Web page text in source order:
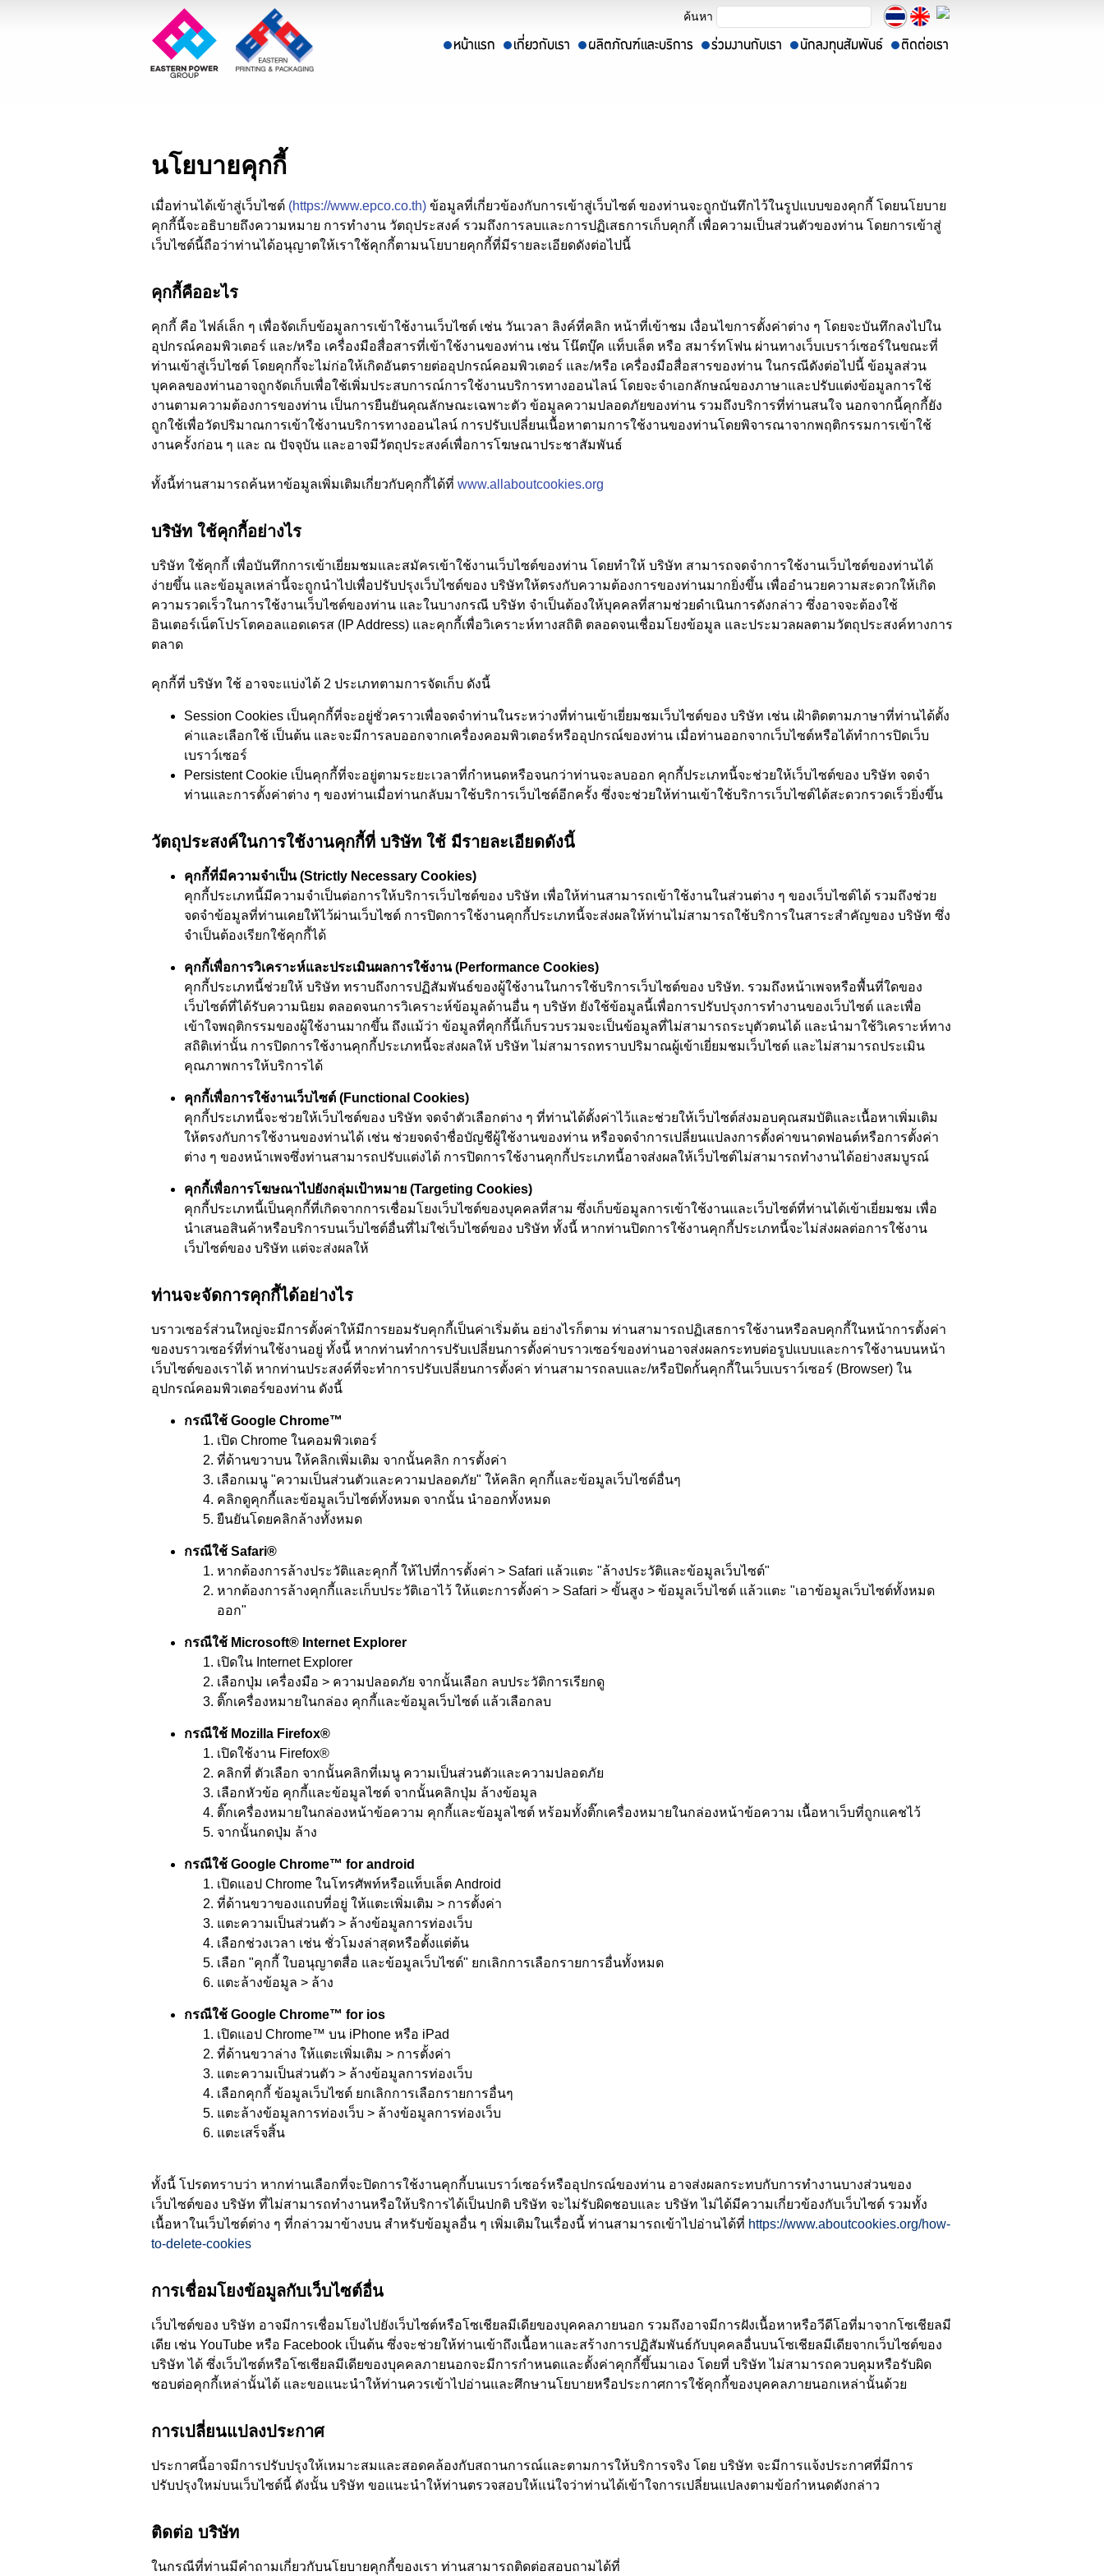
ค้นหา
นโยบายคุกกี้
เมื่อท่านได้เข้าสู่เว็บไซต์ (https://www.epco.co.th) ข้อมูลที่เกี่ยวข้องกับการเข้าสู่เว็บไซต์ ของท่านจะถูกบันทึกไว้ในรูปแบบของคุกกี้ โดยนโยบาย
คุกกี้นี้จะอธิบายถึงความหมาย การทำงาน วัตถุประสงค์ รวมถึงการลบและการปฏิเสธการเก็บคุกกี้ เพื่อความเป็นส่วนตัวของท่าน โดยการเข้าสู่
เว็บไซต์นี้ถือว่าท่านได้อนุญาตให้เราใช้คุกกี้ตามนโยบายคุกกี้ที่มีรายละเอียดดังต่อไปนี้
คุกกี้คืออะไร
คุกกี้ คือ ไฟล์เล็ก ๆ เพื่อจัดเก็บข้อมูลการเข้าใช้งานเว็บไซต์ เช่น วันเวลา ลิงค์ที่คลิก หน้าที่เข้าชม เงื่อนไขการตั้งค่าต่าง ๆ โดยจะบันทึกลงไปใน
อุปกรณ์คอมพิวเตอร์ และ/หรือ เครื่องมือสื่อสารที่เข้าใช้งานของท่าน เช่น โน๊ตบุ๊ค แท็บเล็ต หรือ สมาร์ทโฟน ผ่านทางเว็บเบราว์เซอร์ในขณะที่
ท่านเข้าสู่เว็บไซต์ โดยคุกกี้จะไม่ก่อให้เกิดอันตรายต่ออุปกรณ์คอมพิวเตอร์ และ/หรือ เครื่องมือสื่อสารของท่าน ในกรณีดังต่อไปนี้ ข้อมูลส่วน
บุคคลของท่านอาจถูกจัดเก็บเพื่อใช้เพิ่มประสบการณ์การใช้งานบริการทางออนไลน์ โดยจะจำเอกลักษณ์ของภาษาและปรับแต่งข้อมูลการใช้
งานตามความต้องการของท่าน เป็นการยืนยันคุณลักษณะเฉพาะตัว ข้อมูลความปลอดภัยของท่าน รวมถึงบริการที่ท่านสนใจ นอกจากนี้คุกกี้ยัง
ถูกใช้เพื่อวัดปริมาณการเข้าใช้งานบริการทางออนไลน์ การปรับเปลี่ยนเนื้อหาตามการใช้งานของท่านโดยพิจารณาจากพฤติกรรมการเข้าใช้
งานครั้งก่อน ๆ และ ณ ปัจจุบัน และอาจมีวัตถุประสงค์เพื่อการโฆษณาประชาสัมพันธ์
ทั้งนี้ท่านสามารถค้นหาข้อมูลเพิ่มเติมเกี่ยวกับคุกกี้ได้ที่ www.allaboutcookies.org
บริษัท ใช้คุกกี้อย่างไร
บริษัท ใช้คุกกี้ เพื่อบันทึกการเข้าเยี่ยมชมและสมัครเข้าใช้งานเว็บไซต์ของท่าน โดยทำให้ บริษัท สามารถจดจำการใช้งานเว็บไซต์ของท่านได้
ง่ายขึ้น และข้อมูลเหล่านี้จะถูกนำไปเพื่อปรับปรุงเว็บไซต์ของ บริษัทให้ตรงกับความต้องการของท่านมากยิ่งขึ้น เพื่ออำนวยความสะดวกให้เกิด
ความรวดเร็วในการใช้งานเว็บไซต์ของท่าน และในบางกรณี บริษัท จำเป็นต้องให้บุคคลที่สามช่วยดำเนินการดังกล่าว ซึ่งอาจจะต้องใช้
อินเตอร์เน็ตโปรโตคอลแอดเดรส (IP Address) และคุกกี้เพื่อวิเคราะห์ทางสถิติ ตลอดจนเชื่อมโยงข้อมูล และประมวลผลตามวัตถุประสงค์ทางการ
ตลาด
คุกกี้ที่ บริษัท ใช้ อาจจะแบ่งได้ 2 ประเภทตามการจัดเก็บ ดังนี้
Session Cookies เป็นคุกกี้ที่จะอยู่ชั่วคราวเพื่อจดจำท่านในระหว่างที่ท่านเข้าเยี่ยมชมเว็บไซต์ของ บริษัท เช่น เฝ้าติดตามภาษาที่ท่านได้ตั้ง
ค่าและเลือกใช้ เป็นต้น และจะมีการลบออกจากเครื่องคอมพิวเตอร์หรืออุปกรณ์ของท่าน เมื่อท่านออกจากเว็บไซต์หรือได้ทำการปิดเว็บ
เบราว์เซอร์
Persistent Cookie เป็นคุกกี้ที่จะอยู่ตามระยะเวลาที่กำหนดหรือจนกว่าท่านจะลบออก คุกกี้ประเภทนี้จะช่วยให้เว็บไซต์ของ บริษัท จดจำ
ท่านและการตั้งค่าต่าง ๆ ของท่านเมื่อท่านกลับมาใช้บริการเว็บไซต์อีกครั้ง ซึ่งจะช่วยให้ท่านเข้าใช้บริการเว็บไซต์ได้สะดวกรวดเร็วยิ่งขึ้น
วัตถุประสงค์ในการใช้งานคุกกี้ที่ บริษัท ใช้ มีรายละเอียดดังนี้
คุกกี้ที่มีความจำเป็น (Strictly Necessary Cookies)
คุกกี้ประเภทนี้มีความจำเป็นต่อการให้บริการเว็บไซต์ของ บริษัท เพื่อให้ท่านสามารถเข้าใช้งานในส่วนต่าง ๆ ของเว็บไซต์ได้ รวมถึงช่วย
จดจำข้อมูลที่ท่านเคยให้ไว้ผ่านเว็บไซต์ การปิดการใช้งานคุกกี้ประเภทนี้จะส่งผลให้ท่านไม่สามารถใช้บริการในสาระสำคัญของ บริษัท ซึ่ง
จำเป็นต้องเรียกใช้คุกกี้ได้
คุกกี้เพื่อการวิเคราะห์และประเมินผลการใช้งาน (Performance Cookies)
คุกกี้ประเภทนี้ช่วยให้ บริษัท ทราบถึงการปฏิสัมพันธ์ของผู้ใช้งานในการใช้บริการเว็บไซต์ของ บริษัท. รวมถึงหน้าเพจหรือพื้นที่ใดของ
เว็บไซต์ที่ได้รับความนิยม ตลอดจนการวิเคราะห์ข้อมูลด้านอื่น ๆ บริษัท ยังใช้ข้อมูลนี้เพื่อการปรับปรุงการทำงานของเว็บไซต์ และเพื่อ
เข้าใจพฤติกรรมของผู้ใช้งานมากขึ้น ถึงแม้ว่า ข้อมูลที่คุกกี้นี้เก็บรวบรวมจะเป็นข้อมูลที่ไม่สามารถระบุตัวตนได้ และนำมาใช้วิเคราะห์ทาง
สถิติเท่านั้น การปิดการใช้งานคุกกี้ประเภทนี้จะส่งผลให้ บริษัท ไม่สามารถทราบปริมาณผู้เข้าเยี่ยมชมเว็บไซต์ และไม่สามารถประเมิน
คุณภาพการให้บริการได้
คุกกี้เพื่อการใช้งานเว็บไซต์ (Functional Cookies)
คุกกี้ประเภทนี้จะช่วยให้เว็บไซต์ของ บริษัท จดจำตัวเลือกต่าง ๆ ที่ท่านได้ตั้งค่าไว้และช่วยให้เว็บไซต์ส่งมอบคุณสมบัติและเนื้อหาเพิ่มเติม
ให้ตรงกับการใช้งานของท่านได้ เช่น ช่วยจดจำชื่อบัญชีผู้ใช้งานของท่าน หรือจดจำการเปลี่ยนแปลงการตั้งค่าขนาดฟอนต์หรือการตั้งค่า
ต่าง ๆ ของหน้าเพจซึ่งท่านสามารถปรับแต่งได้ การปิดการใช้งานคุกกี้ประเภทนี้อาจส่งผลให้เว็บไซต์ไม่สามารถทำงานได้อย่างสมบูรณ์
คุกกี้เพื่อการโฆษณาไปยังกลุ่มเป้าหมาย (Targeting Cookies)
คุกกี้ประเภทนี้เป็นคุกกี้ที่เกิดจากการเชื่อมโยงเว็บไซต์ของบุคคลที่สาม ซึ่งเก็บข้อมูลการเข้าใช้งานและเว็บไซต์ที่ท่านได้เข้าเยี่ยมชม เพื่อ
นำเสนอสินค้าหรือบริการบนเว็บไซต์อื่นที่ไม่ใช่เว็บไซต์ของ บริษัท ทั้งนี้ หากท่านปิดการใช้งานคุกกี้ประเภทนี้จะไม่ส่งผลต่อการใช้งาน
เว็บไซต์ของ บริษัท แต่จะส่งผลให้
ท่านจะจัดการคุกกี้ได้อย่างไร
บราวเซอร์ส่วนใหญ่จะมีการตั้งค่าให้มีการยอมรับคุกกี้เป็นค่าเริ่มต้น อย่างไรก็ตาม ท่านสามารถปฏิเสธการใช้งานหรือลบคุกกี้ในหน้าการตั้งค่า
ของบราวเซอร์ที่ท่านใช้งานอยู่ ทั้งนี้ หากท่านทำการปรับเปลี่ยนการตั้งค่าบราวเซอร์ของท่านอาจส่งผลกระทบต่อรูปแบบและการใช้งานบนหน้า
เว็บไซต์ของเราได้ หากท่านประสงค์ที่จะทำการปรับเปลี่ยนการตั้งค่า ท่านสามารถลบและ/หรือปิดกั้นคุกกี้ในเว็บเบราว์เซอร์ (Browser) ใน
อุปกรณ์คอมพิวเตอร์ของท่าน ดังนี้
กรณีใช้ Google Chrome™
เปิด Chrome ในคอมพิวเตอร์
ที่ด้านขวาบน ให้คลิกเพิ่มเติม จากนั้นคลิก การตั้งค่า
เลือกเมนู "ความเป็นส่วนตัวและความปลอดภัย" ให้คลิก คุกกี้และข้อมูลเว็บไซต์อื่นๆ
คลิกดูคุกกี้และข้อมูลเว็บไซต์ทั้งหมด จากนั้น นำออกทั้งหมด
ยืนยันโดยคลิกล้างทั้งหมด
กรณีใช้ Safari®
หากต้องการล้างประวัติและคุกกี้ ให้ไปที่การตั้งค่า > Safari แล้วแตะ "ล้างประวัติและข้อมูลเว็บไซต์"
หากต้องการล้างคุกกี้และเก็บประวัติเอาไว้ ให้แตะการตั้งค่า > Safari > ขั้นสูง > ข้อมูลเว็บไซต์ แล้วแตะ "เอาข้อมูลเว็บไซต์ทั้งหมด
ออก"
กรณีใช้ Microsoft® Internet Explorer
เปิดใน Internet Explorer
เลือกปุ่ม เครื่องมือ > ความปลอดภัย จากนั้นเลือก ลบประวัติการเรียกดู
ติ๊กเครื่องหมายในกล่อง คุกกี้และข้อมูลเว็บไซต์ แล้วเลือกลบ
กรณีใช้ Mozilla Firefox®
เปิดใช้งาน Firefox®
คลิกที่ ตัวเลือก จากนั้นคลิกที่เมนู ความเป็นส่วนตัวและความปลอดภัย
เลือกหัวข้อ คุกกี้และข้อมูลไซต์ จากนั้นคลิกปุ่ม ล้างข้อมูล
ติ๊กเครื่องหมายในกล่องหน้าข้อความ คุกกี้และข้อมูลไซต์ หร้อมทั้งติ๊กเครื่องหมายในกล่องหน้าข้อความ เนื้อหาเว็บที่ถูกแคชไว้
จากนั้นกดปุ่ม ล้าง
กรณีใช้ Google Chrome™ for android
เปิดแอป Chrome ในโทรศัพท์หรือแท็บเล็ต Android
ที่ด้านขวาของแถบที่อยู่ ให้แตะเพิ่มเติม > การตั้งค่า
แตะความเป็นส่วนตัว > ล้างข้อมูลการท่องเว็บ
เลือกช่วงเวลา เช่น ชั่วโมงล่าสุดหรือตั้งแต่ต้น
เลือก "คุกกี้ ใบอนุญาตสื่อ และข้อมูลเว็บไซต์" ยกเลิกการเลือกรายการอื่นทั้งหมด
แตะล้างข้อมูล > ล้าง
กรณีใช้ Google Chrome™ for ios
เปิดแอป Chrome™ บน iPhone หรือ iPad
ที่ด้านขวาล่าง ให้แตะเพิ่มเติม > การตั้งค่า
แตะความเป็นส่วนตัว > ล้างข้อมูลการท่องเว็บ
เลือกคุกกี้ ข้อมูลเว็บไซต์ ยกเลิกการเลือกรายการอื่นๆ
แตะล้างข้อมูลการท่องเว็บ > ล้างข้อมูลการท่องเว็บ
แตะเสร็จสิ้น
ทั้งนี้ โปรดทราบว่า หากท่านเลือกที่จะปิดการใช้งานคุกกี้บนเบราว์เซอร์หรืออุปกรณ์ของท่าน อาจส่งผลกระทบกับการทำงานบางส่วนของ
เว็บไซต์ของ บริษัท ที่ไม่สามารถทำงานหรือให้บริการได้เป็นปกติ บริษัท จะไม่รับผิดชอบและ บริษัท ไม่ได้มีความเกี่ยวข้องกับเว็บไซต์ รวมทั้ง
เนื้อหาในเว็บไซต์ต่าง ๆ ที่กล่าวมาข้างบน สำหรับข้อมูลอื่น ๆ เพิ่มเติมในเรื่องนี้ ท่านสามารถเข้าไปอ่านได้ที่ https://www.aboutcookies.org/how-
to-delete-cookies
การเชื่อมโยงข้อมูลกับเว็บไซต์อื่น
เว็บไซต์ของ บริษัท อาจมีการเชื่อมโยงไปยังเว็บไซต์หรือโซเชียลมีเดียของบุคคลภายนอก รวมถึงอาจมีการฝังเนื้อหาหรือวีดีโอที่มาจากโซเชียลมี
เดีย เช่น YouTube หรือ Facebook เป็นต้น ซึ่งจะช่วยให้ท่านเข้าถึงเนื้อหาและสร้างการปฏิสัมพันธ์กับบุคคลอื่นบนโซเชียลมีเดียจากเว็บไซต์ของ
บริษัท ได้ ซึ่งเว็บไซต์หรือโซเชียลมีเดียของบุคคลภายนอกจะมีการกำหนดและตั้งค่าคุกกี้ขึ้นมาเอง โดยที่ บริษัท ไม่สามารถควบคุมหรือรับผิด
ชอบต่อคุกกี้เหล่านั้นได้ และขอแนะนำให้ท่านควรเข้าไปอ่านและศึกษานโยบายหรือประกาศการใช้คุกกี้ของบุคคลภายนอกเหล่านั้นด้วย
การเปลี่ยนแปลงประกาศ
ประกาศนี้อาจมีการปรับปรุงให้เหมาะสมและสอดคล้องกับสถานการณ์และตามการให้บริการจริง โดย บริษัท จะมีการแจ้งประกาศที่มีการ
ปรับปรุงใหม่บนเว็บไซต์นี้ ดังนั้น บริษัท ขอแนะนำให้ท่านตรวจสอบให้แน่ใจว่าท่านได้เข้าใจการเปลี่ยนแปลงตามข้อกำหนดดังกล่าว
ติดต่อ บริษัท
ในกรณีที่ท่านมีคำถามเกี่ยวกับนโยบายคุกกี้ของเรา ท่านสามารถติดต่อสอบถามได้ที่